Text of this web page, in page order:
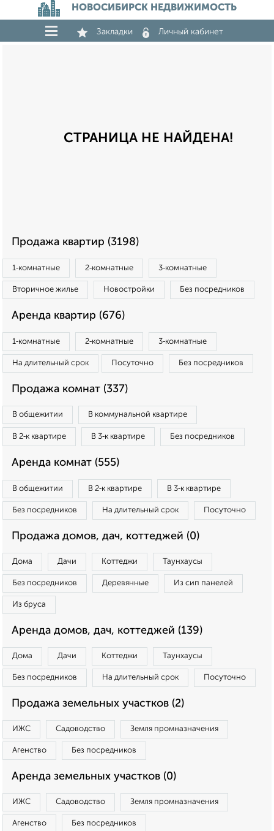
НОВОСИБИРСК НЕДВИЖИМОСТЬ
Закладки Личный кабинет
СТРАНИЦА НЕ НАЙДЕНА!
Продажа квартир (3198)
1‑комнатные 2‑комнатные 3‑комнатные
Вторичное жилье Новостройки Без посредников
Аренда квартир (676)
1‑комнатные 2‑комнатные 3‑комнатные
На длительный срок Посуточно Без посредников
Продажа комнат (337)
В общежитии В коммунальной квартире
В 2‑к квартире В 3‑к квартире Без посредников
Аренда комнат (555)
В общежитии В 2‑к квартире В 3‑к квартире
Без посредников На длительный срок Посуточно
Продажа домов, дач, коттеджей (0)
Дома Дачи Коттеджи Таунхаусы
Без посредников Деревянные Из сип панелей
Из бруса
Аренда домов, дач, коттеджей (139)
Дома Дачи Коттеджи Таунхаусы
Без посредников На длительный срок Посуточно
Продажа земельных участков (2)
ИЖС Садоводство Земля промназначения
Агенство Без посредников
Аренда земельных участков (0)
ИЖС Садоводство Земля промназначения
Агенство Без посредников